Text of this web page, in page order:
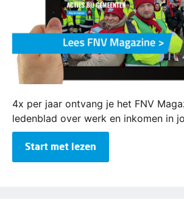
4x per jaar ontvang je het FNV
ledenblad over werk en inkomen in
Start met lezen